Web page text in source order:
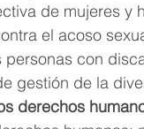
de mujeres y
el acoso
con
gestión de la
derechos